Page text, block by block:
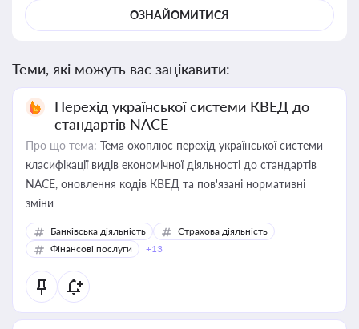
ОЗНАЙОМИТИСЯ
Теми, які можуть вас зацікавити:
Перехід української системи КВЕД до
стандартів NACE
Про що тема: Тема охоплює перехід української системи
класифікації видів економічної діяльності до стандартів
NACE, оновлення кодів КВЕД та пов'язані нормативні
зміни
Банківська діяльність
Страхова діяльність
Фінансові послуги
+13